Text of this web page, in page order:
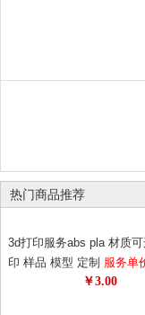
热门商品推荐
3d打印服务abs pla 材质
印 样品 模型 定制 服务单
算 请先与客服确认数量
￥3.00